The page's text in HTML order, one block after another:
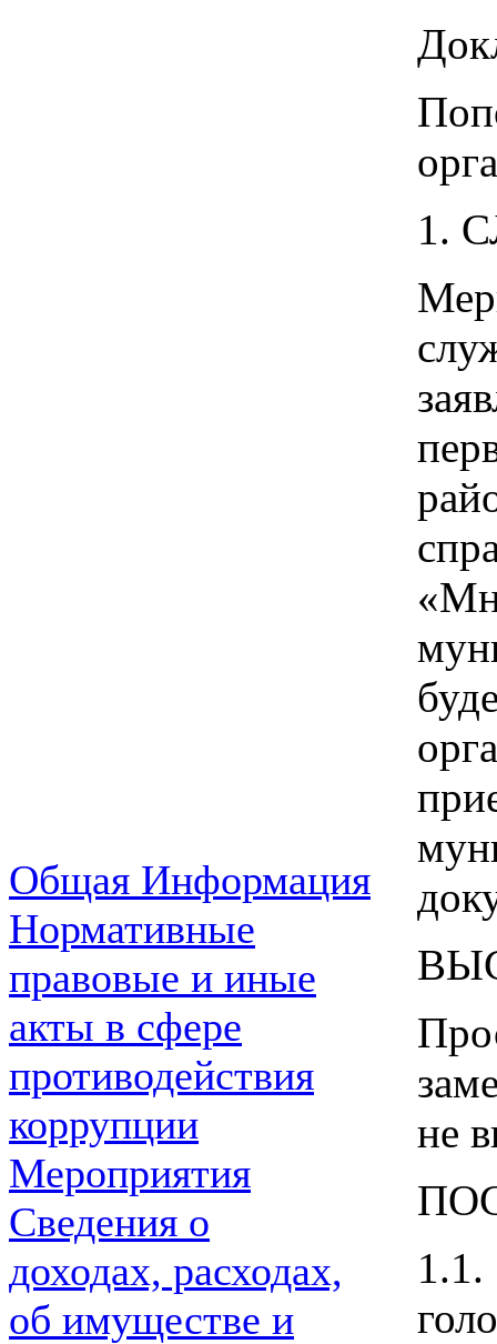
Общая Информация
Нормативные
правовые и иные
акты в сфере
противодействия
коррупции
Мероприятия
Сведения о
доходах, расходах,
об имуществе и
1.
не